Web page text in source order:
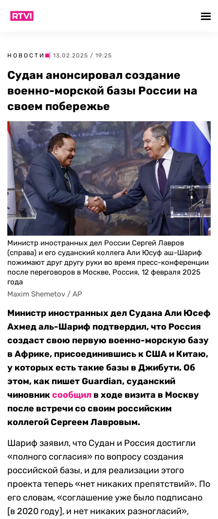
НОВОСТИ | 13.02.2025 / 19:25
Судан анонсировал создание
военно-морской базы России на
своем побережье
Министр иностранных дел России Сергей Лавров
(справа) и его суданский коллега Али Юсуф аш-Шариф
пожимают друг другу руки во время пресс-конференции
после переговоров в Москве, Россия, 12 февраля 2025
года
Maxim Shemetov / AP
Министр иностранных дел Судана Али Юсеф
Ахмед аль-Шариф подтвердил, что Россия
создаст свою первую военно-морскую базу
в Африке, присоединившись к США и Китаю,
у которых есть такие базы в Джибути. Об
этом, как пишет Guardian, суданский
чиновниксообщил в ходе визита в Москву
после встречи со своим российским
коллегой Сергеем Лавровым.
Шариф заявил, что Судан и Россия достигли
«полного согласия» по вопросу создания
российской базы, и для реализации этого
проекта теперь «нет никаких препятствий». По
его словам, «соглашение уже было подписано
[в 2020 году], и нет никаких разногласий»,